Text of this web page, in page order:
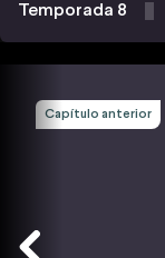
Temporada 8
Capítulo anterior